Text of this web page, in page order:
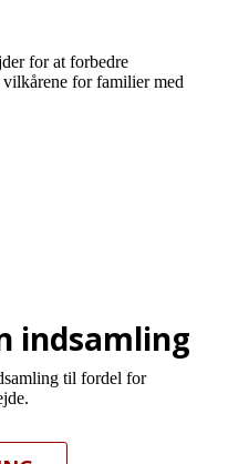
for at forbedre
for familier med
indsamling
til fordel for